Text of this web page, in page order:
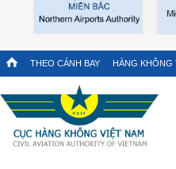
THEO CÁNH BAY HÀNG KHÔNG